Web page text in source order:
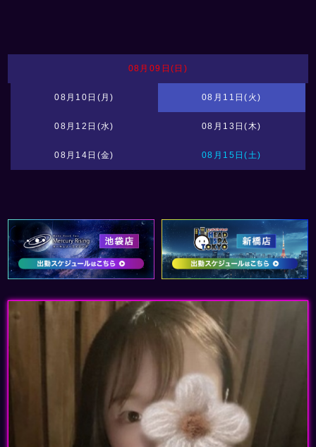
08月09日(日)
08月10日(月) 08月11日(火)
08月12日(水) 08月13日(木)
08月14日(金) 08月15日(土)